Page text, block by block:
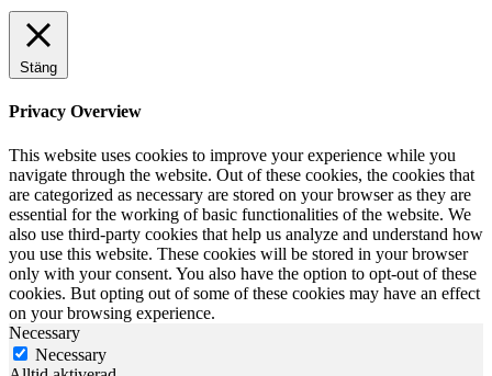
Stäng
Privacy Overview
This website uses cookies to improve your experience while you
navigate through the website. Out of these cookies, the cookies that
are categorized as necessary are stored on your browser as they are
essential for the working of basic functionalities of the website. We
also use third-party cookies that help us analyze and understand how
you use this website. These cookies will be stored in your browser
only with your consent. You also have the option to opt-out of these
cookies. But opting out of some of these cookies may have an effect
on your browsing experience.
Necessary
Necessary